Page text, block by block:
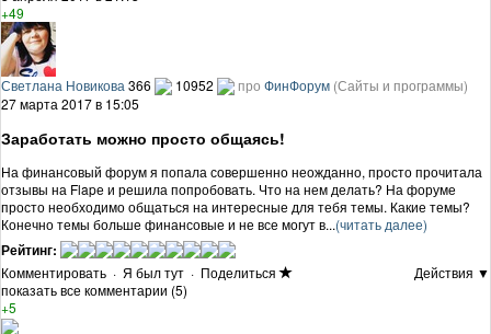
+49
Светлана Новикова 366 10952 про ФинФорум (Сайты и программы)
27 марта 2017 в 15:05
Заработать можно просто общаясь!
На финансовый форум я попала совершенно неожданно, просто прочитала
отзывы на Flapе и решила попробовать. Что на нем делать? На форуме
просто необходимо общаться на интересные для тебя темы. Какие темы?
Конечно темы больше финансовые и не все могут в...(читать далее)
Рейтинг:
Комментировать · Я был тут · Поделиться
Действия ▼
показать все комментарии (5)
+5